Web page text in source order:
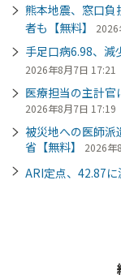
熊本地震、窓口
者も【無料】
手足口病6.98、
2026年8月7日 17:21
医療担当の主計
2026年8月7日 17:19
被災地への医師
省【無料】
2026年
ARI定点、42.87